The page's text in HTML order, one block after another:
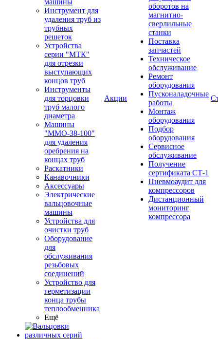
машины
Инструмент для
удаления труб из
трубных
решеток
Устройства
серии "МТК"
для отрезки
выступающих
концов труб
Инструменты
для торцовки
труб малого
диаметра
Машины
"ММО-38-100"
для удаления
оребрения на
концах труб
Раскатники
Канавочники
Аксессуары
Электрические
вальцовочные
машины
Устройства для
очистки труб
Оборудование
для
обслуживания
резьбовых
соединений
Устройство для
герметизации
конца трубы
теплообменника
Ещё
Акции
оборотов на
магнитно-
сверлильные
станки
Поставка
запчастей
Техническое
обслуживание
Ремонт
оборудования
Пусконаладочные
работы
Монтаж
оборудования
Подбор
оборудования
Сервисное
обслуживание
Получение
сертификата СТ-1
Пневмоаудит для
компрессоров
Дистанционный
мониторинг
компрессора